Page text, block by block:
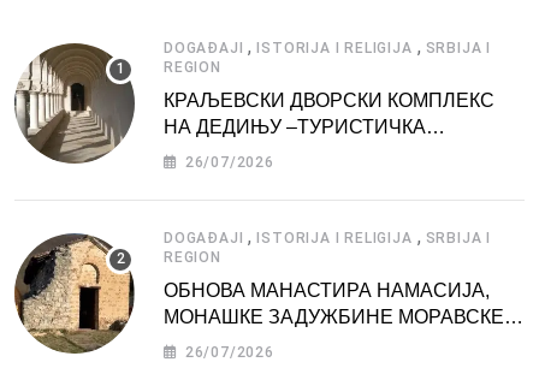
DOGAĐAJI , ISTORIJA I RELIGIJA , SRBIJA I
REGION
КРАЉЕВСКИ ДВОРСКИ КОМПЛЕКС
НА ДЕДИЊУ –ТУРИСТИЧКА
АТРАКЦИЈА
26/07/2026
DOGAĐAJI , ISTORIJA I RELIGIJA , SRBIJA I
REGION
ОБНОВА МАНАСТИРА НАМАСИЈА,
МОНАШКЕ ЗАДУЖБИНЕ МОРАВСКЕ
СРБИЈЕ
26/07/2026